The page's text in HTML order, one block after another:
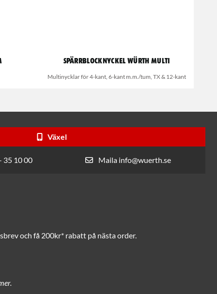
Spärrblocknyckel Würth Multi
Multinycklar för 4-kant, 6-kant m.m./tum, TX & 12-kant
Växel
35 10 00 Maila info@wuerth.se
och få 200kr* rabatt på nästa order.